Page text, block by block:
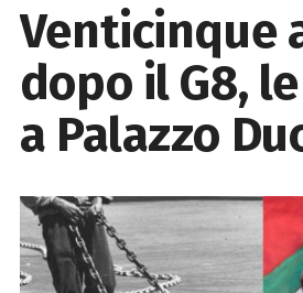
Venticinque
dopo il G8,
a Palazzo